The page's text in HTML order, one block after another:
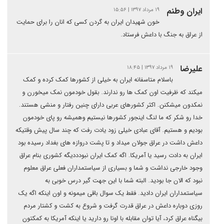
‌ایران وطنم ۱۹ مرداد ۱۳۹۷ | ۱۵:۵۶
خون شهیدان ایران به گردن کسی که انان را برای حمایت
از عراق به جنگ با داعش فرستاد.
علیرضا ۱۹ مرداد ۱۳۹۷ | ۱۸:۴۵
باسلام متاسفانه ایران به خیلی از کشورها کمک کرده و کمک
میکند که ظرفیت اون کمک ها رو ندارند. بقول خودمون نمک میخورن و
نمکدون میشکنن. اکثر کشورهای عربی دارای چنین رفتار و منشی هستند.
خدا رو شکر که ما لنگ اینجور کشورها نیستیم وهمیشه رو پای خودمون
بودیم و هستیم. آقای عبادی خیلی زود یادت رفت که چند سال پیش وقتیکه
داعش داشت در عراق جولان میداد و تا پشت دروازه های بغداد رسیده بود
ایران به دادت رسید یا آمریکا. اگه کمک ایران نبودددیگه کشوری بنام عراق
وجود خارجی نداشت و شما و بسیاری از سیاستمداران فعلی عراق معلوم
نبود که الان جا بودید. البته شما با این جهت گیر درس خوبی به
سیاستمداران ایران دادید. فقط یک سوال باقی میمونه و اون اینکه اگه یک
روزی دوباره داعش در عراق قدرت گرفت و شروع به کشت و کشتار مردم
بیگناه عراق کرد، آیا توان مقابله با اونا رو دارید یا اینکه آمریکا به کمکتون